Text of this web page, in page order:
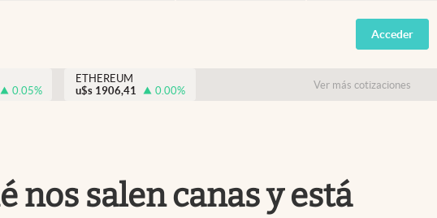
Argentina
España
USA
Acceder
0.05%
ETHEREUM
u$s 1906,41 0.00% Ver más cotizaciones
nos salen canas y está